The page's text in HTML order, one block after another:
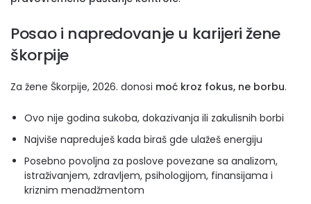
Posao i napredovanje u karijeri žene
škorpije
Za žene Škorpije, 2026. donosi moć kroz fokus, ne borbu.
Ovo nije godina sukoba, dokazivanja ili zakulisnih borbi
Najviše napreduješ kada biraš gde ulažeš energiju
Posebno povoljna za poslove povezane sa analizom,
istraživanjem, zdravljem, psihologijom, finansijama i
kriznim menadžmentom